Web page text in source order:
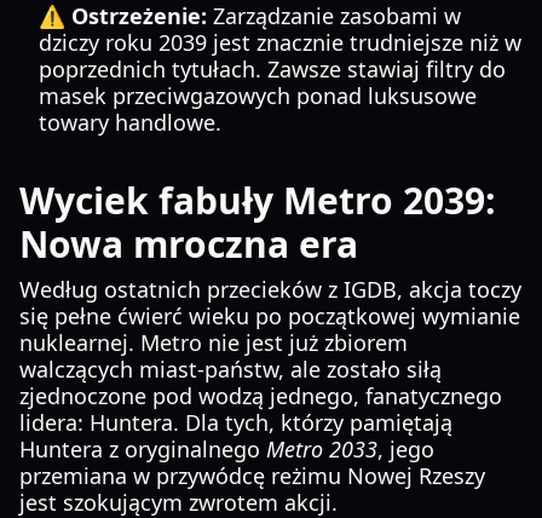
⚠️ Ostrzeżenie: Zarządzanie zasobami w
dziczy roku 2039 jest znacznie trudniejsze niż w
poprzednich tytułach. Zawsze stawiaj filtry do
masek przeciwgazowych ponad luksusowe
towary handlowe.
Wyciek fabuły Metro 2039:
Nowa mroczna era
Według ostatnich przecieków z IGDB, akcja toczy
się pełne ćwierć wieku po początkowej wymianie
nuklearnej. Metro nie jest już zbiorem
walczących miast-państw, ale zostało siłą
zjednoczone pod wodzą jednego, fanatycznego
lidera: Huntera. Dla tych, którzy pamiętają
Huntera z oryginalnego Metro 2033, jego
przemiana w przywódcę reżimu Nowej Rzeszy
jest szokującym zwrotem akcji.